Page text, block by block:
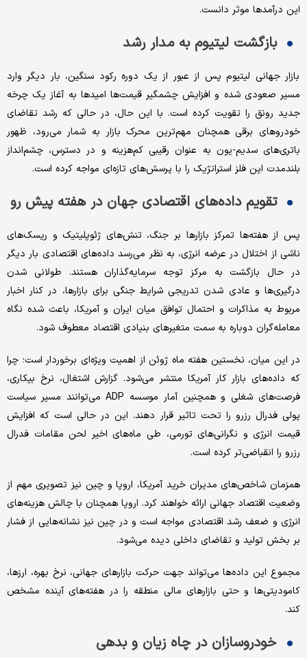
این درآمدها موثر دانست.
بازگشت لیتیوم به مدار رشد
بازار جهانی لیتیوم پس از عبور از یک دوره رکود سنگین، بار دیگر وارد
مسیر صعودی شده و افزایش چشمگیر قیمت‌ها امیدها به آغاز یک چرخه
جدید رونق را تقویت کرده است. با این حال، در حالی که رشد تقاضای
خودروهای برقی همچنان مهم‌ترین محرک بازار به شمار می‌رود، ظهور
باتری‌های سدیم-یون به عنوان رقیبی کم‌هزینه و در دسترس، چشم‌انداز
بلندمدت این فلز استراتژیک را با پرسش‌های تازه‌ای مواجه کرده است.
تقویم داده‌های اقتصادی جهان در هفته پیش رو
پس از هفته‌ها تمرکز بازارها بر جنگ، تنش‌های ژئوپلیتیک و ریسک‌های
ناشی از اختلال در عرضه انرژی، به نظر می‌رسد داده‌های اقتصادی بار دیگر
در حال بازگشت به مرکز توجه سرمایه‌گذاران هستند. طولانی شدن
درگیری‌ها و عادی شدن تدریجی شرایط جنگی برای بازارها، در کنار اخبار
مربوط به مذاکرات و احتمال توافق میان ایران و آمریکا، باعث شده نگاه
معامله‌گران دوباره به سمت متغیرهای بنیادی اقتصاد معطوف شود.
در این میان، نخستین هفته ماه ژوئن از اهمیت ویژه‌ای برخوردار است؛ چرا
که داده‌های بازار کار آمریکا منتشر می‌شود. گزارش اشتغال، نرخ بیکاری،
فرصت‌های شغلی و همچنین آمار موسسه ADP می‌توانند مسیر سیاست
پولی فدرال رزرو را تحت تاثیر قرار دهند. این در حالی است که افزایش
قیمت انرژی و نگرانی‌های تورمی، طی ماه‌های اخیر لحن مقامات فدرال
رزرو را انقباضی‌تر کرده است.
همزمان شاخص‌های مدیران خرید آمریکا، اروپا و چین نیز تصویری مهم از
وضعیت اقتصاد جهانی ارائه خواهند کرد. اروپا همچنان با چالش هزینه‌های
انرژی و ضعف رشد اقتصادی مواجه است و در چین نیز نشانه‌هایی از فشار
بر بخش تولید و تقاضای داخلی دیده می‌شود.
مجموع این داده‌ها می‌تواند جهت حرکت بازارهای جهانی، نرخ بهره، ارزها،
کامودیتی‌ها و حتی بازارهای مالی منطقه را در هفته‌های آینده مشخص
کند.
خودروسازان در چاه زیان و بدهی